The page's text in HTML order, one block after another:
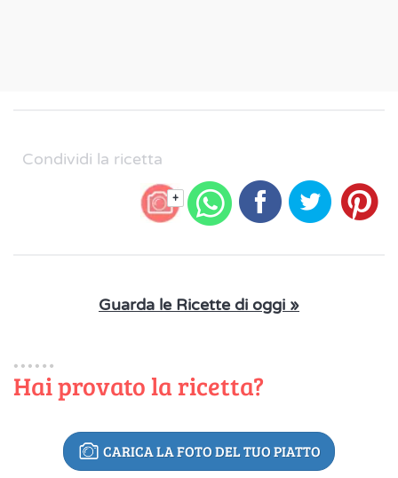
Condividi la ricetta
+
Guarda le Ricette di oggi »
Hai provato la ricetta?
CARICA LA FOTO DEL TUO PIATTO